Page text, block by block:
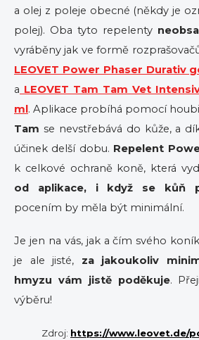
a olej z poleje obecné (někdy je
polej). Oba tyto repelenty
vyráběny jak ve formě
LEOVET Power Phaser Durativ
a LEOVET Tam Tam Vet
ml. Aplikace probíhá pomocí
Tam se nevstřebává do kůže, a
účinek delší dobu. Repelent
k celkové ochraně koně, která
od aplikace, i když se kůň
pocením by měla být minimální.
Je jen na vás, jak a čím svého
je ale jisté, za jakoukoliv
hmyzu vám jistě poděkuje.
výběru!
Zdroj: https://www.leovet.de/